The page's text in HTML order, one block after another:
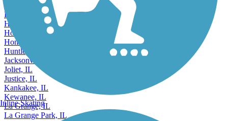
Hickory Hills, IL
Highland Park, IL
Hinsdale, IL
Hoffman Estates, IL
Homewood, IL
Huntley, IL
Jacksonville, IL
Joliet, IL
Justice, IL
Kankakee, IL
Kewanee, IL
La Grange, IL
La Grange Park, IL
Inline Skating